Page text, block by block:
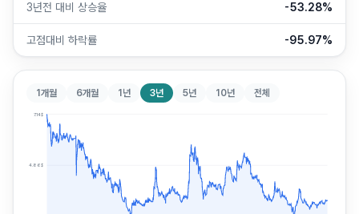
3년전 대비 상승율 -53.28%
고점대비 하락률 -95.97%
1개월 6개월 1년 3년 5년 10년 전체
7.14$
4.86$